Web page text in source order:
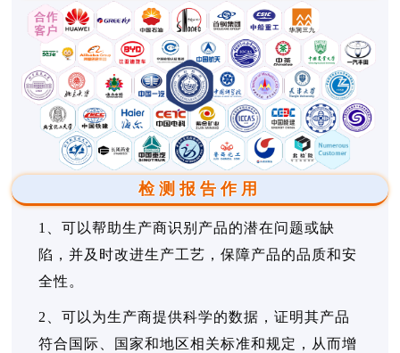
检测报告作用
1、可以帮助生产商识别产品的潜在问题或缺
陷，并及时改进生产工艺，保障产品的品质和安
全性。
2、可以为生产商提供科学的数据，证明其产品
符合国际、国家和地区相关标准和规定，从而增